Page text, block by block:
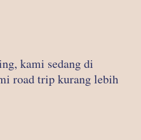
kami sedang di
road trip kurang lebih